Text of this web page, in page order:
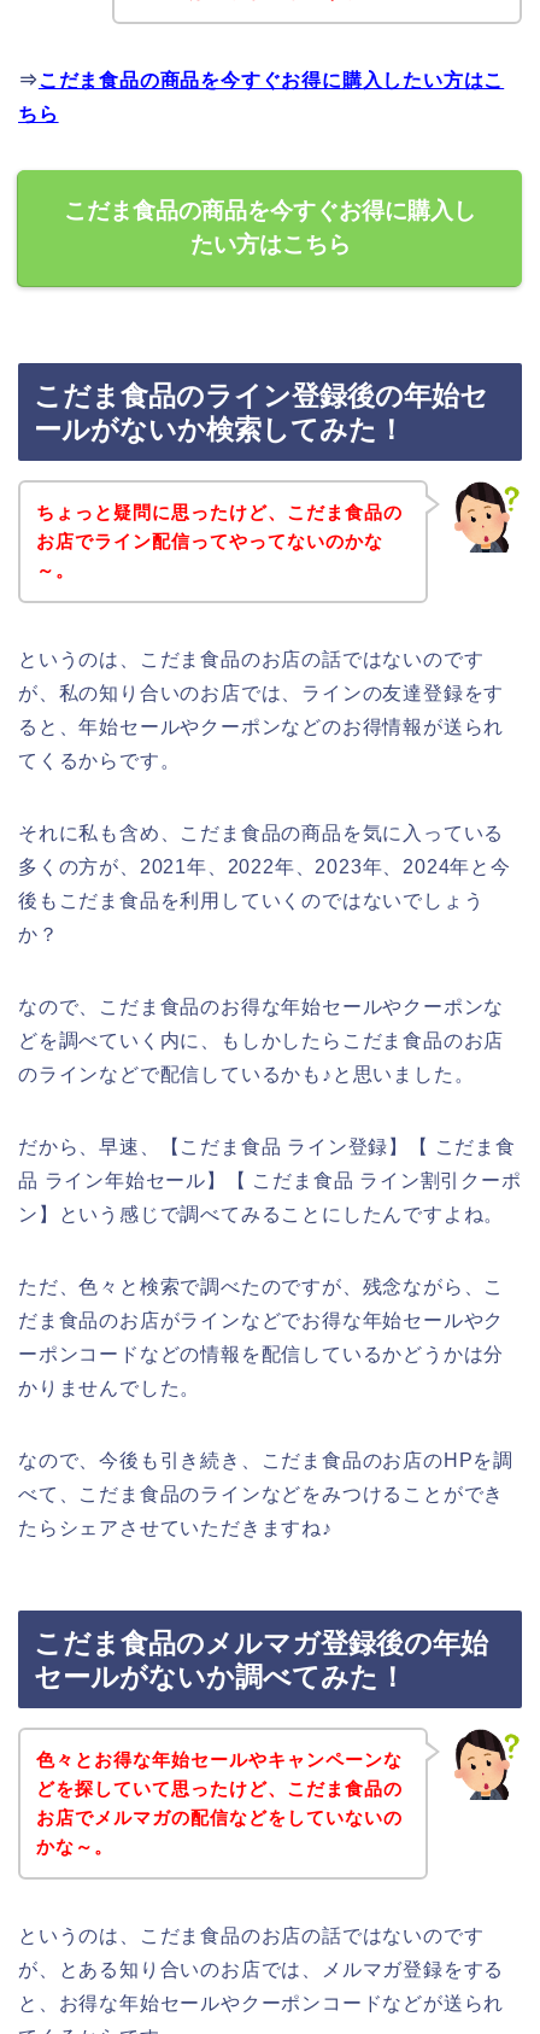
⇒ こだま食品の商品を今すぐお得に購入したい方はこ
ちら
こだま食品の商品を今すぐお得に購入し
たい方はこちら
こだま食品のライン登録後の年始セ
ールがないか検索してみた！
ちょっと疑問に思ったけど、こだま食品の
お店でライン配信ってやってないのかな
～。
というのは、こだま食品のお店の話ではないのです
が、私の知り合いのお店では、ラインの友達登録をす
ると、年始セールやクーポンなどのお得情報が送られ
てくるからです。
それに私も含め、こだま食品の商品を気に入っている
多くの方が、2021年、2022年、2023年、2024年と今
後もこだま食品を利用していくのではないでしょう
か？
なので、こだま食品のお得な年始セールやクーポンな
どを調べていく内に、もしかしたらこだま食品のお店
のラインなどで配信しているかも♪と思いました。
だから、早速、【こだま食品 ライン登録】【 こだま食
品 ライン年始セール】【 こだま食品 ライン割引クーポ
ン】という感じで調べてみることにしたんですよね。
ただ、色々と検索で調べたのですが、残念ながら、こ
だま食品のお店がラインなどでお得な年始セールやク
ーポンコードなどの情報を配信しているかどうかは分
かりませんでした。
なので、今後も引き続き、こだま食品のお店のHPを調
べて、こだま食品のラインなどをみつけることができ
たらシェアさせていただきますね♪
こだま食品のメルマガ登録後の年始
セールがないか調べてみた！
色々とお得な年始セールやキャンペーンな
どを探していて思ったけど、こだま食品の
お店でメルマガの配信などをしていないの
かな～。
というのは、こだま食品のお店の話ではないのです
が、とある知り合いのお店では、メルマガ登録をする
と、お得な年始セールやクーポンコードなどが送られ